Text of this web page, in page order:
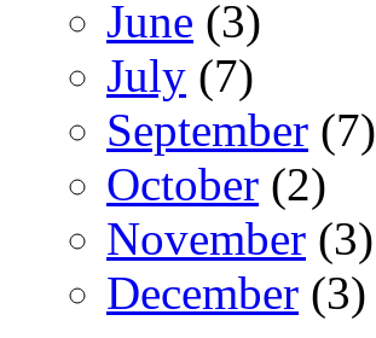
June (3)
July (7)
September (7)
October (2)
November (3)
December (3)